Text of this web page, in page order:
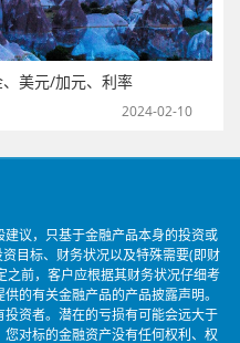
美元/加元、利率
2024-02-10
议，只基于金融产品本身的投资或
目标、财务状况以及特殊需要(即财
前，客户应根据其财务状况仔细考
的有关金融产品的产品披露声明。
资者。潜在的亏损有可能会远大于
对标的金融资产没有任何权利、权